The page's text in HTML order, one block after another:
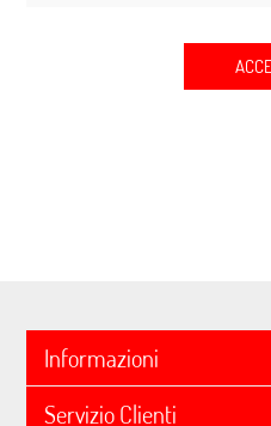
Informazioni
Servizio Clienti